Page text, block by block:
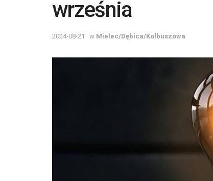
września
2024-08-21 w Mielec/Dębica/Kolbuszowa